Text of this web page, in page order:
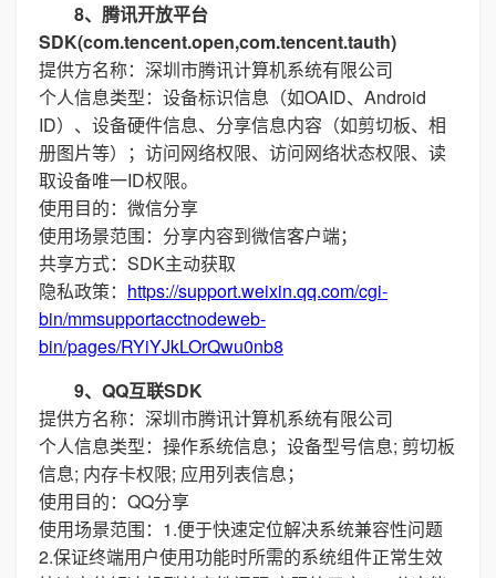
8、腾讯开放平台
SDK(com.tencent.open,com.tencent.tauth)
提供方名称：深圳市腾讯计算机系统有限公司
个人信息类型：设备标识信息（如OAID、Android
ID）、设备硬件信息、分享信息内容（如剪切板、相
册图片等）；访问网络权限、访问网络状态权限、读
取设备唯一ID权限。
使用目的：微信分享
使用场景范围：分享内容到微信客户端；
共享方式：SDK主动获取
隐私政策： https://support.weixin.qq.com/cgi-
bin/mmsupportacctnodeweb-
bin/pages/RYiYJkLOrQwu0nb8
9、QQ互联SDK
提供方名称：深圳市腾讯计算机系统有限公司
个人信息类型：操作系统信息；设备型号信息; 剪切板
信息; 内存卡权限; 应用列表信息；
使用目的：QQ分享
使用场景范围：1.便于快速定位解决系统兼容性问题
2.保证终端用户使用功能时所需的系统组件正常生效